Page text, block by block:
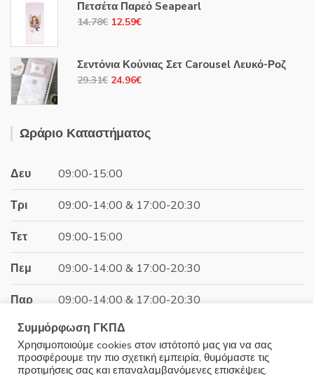
10.20€.είναι:
8.68€.
Πετσέτα Παρεό Seapearl
14.78€ Original
14.78€.
12.59€Η
είναι:
12.59€.
Σεντόνια Κούνιας Σετ Carousel Λευκό-Ροζ
29.31€ Original
29.31€.
24.96€Η
είναι:
Ωράριο Καταστήματος
Δευ 09:00-15:00
Τρι 09:00-14:00 & 17:00-20:30
Τετ 09:00-15:00
Πεμ 09:00-14:00 & 17:00-20:30
Παρ 09:00-14:00 & 17:00-20:30
Σαβ 09:00-15:00
Κυρ Κλειστά
Συμμόρφωση ΓΚΠΔ
Χρησιμοποιούμε cookies στον ιστότοπό μας για να σας
προσφέρουμε την πιο σχετική εμπειρία, θυμόμαστε τις
προτιμήσεις σας και επαναλαμβανόμενες επισκέψεις.